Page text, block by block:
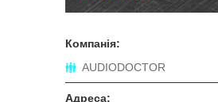
AUDIODOCTOR